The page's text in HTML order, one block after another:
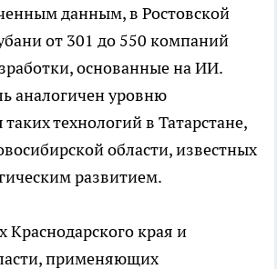
данным, в Ростовской
от 301 до 550 компаний
основанные на ИИ.
аналогичен уровню
технологий в Татарстане,
области, известных
развитием.
Краснодарского края и
применяющих